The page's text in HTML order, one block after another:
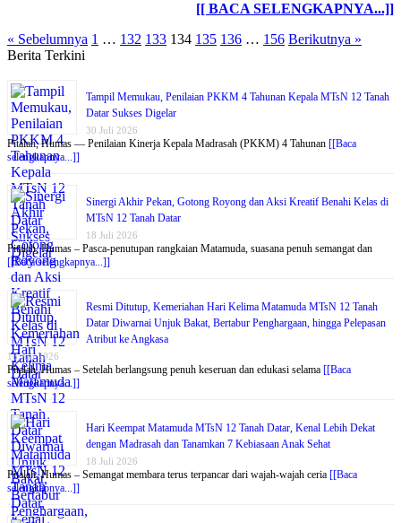
[[ BACA SELENGKAPNYA...]]
« Sebelumnya 1 … 132 133 134 135 136 … 156 Berikutnya »
Berita Terkini
Tampil Memukau, Penilaian PKKM 4 Tahunan Kepala MTsN 12 Tanah
Datar Sukses Digelar
30 Juli 2026
Pitalah, Humas — Penilaian Kinerja Kepala Madrasah (PKKM) 4 Tahunan [[Baca
selengkapnya...]]
Sinergi Akhir Pekan, Gotong Royong dan Aksi Kreatif Benahi Kelas di
MTsN 12 Tanah Datar
18 Juli 2026
Pitalah, Humas – Pasca-penutupan rangkaian Matamuda, suasana penuh semangat dan
[[Baca selengkapnya...]]
Resmi Ditutup, Kemeriahan Hari Kelima Matamuda MTsN 12 Tanah
Datar Diwarnai Unjuk Bakat, Bertabur Penghargaan, hingga Pelepasan
Atribut ke Angkasa
18 Juli 2026
Pitalah, Humas – Setelah berlangsung penuh keseruan dan edukasi selama [[Baca
selengkapnya...]]
Hari Keempat Matamuda MTsN 12 Tanah Datar, Kenal Lebih Dekat
dengan Madrasah dan Tanamkan 7 Kebiasaan Anak Sehat
18 Juli 2026
Pitalah, Humas – Semangat membara terus terpancar dari wajah-wajah ceria [[Baca
selengkapnya...]]